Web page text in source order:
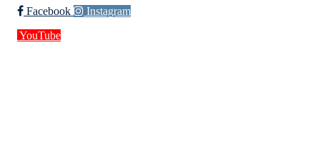
Facebook
Instagram
YouTube